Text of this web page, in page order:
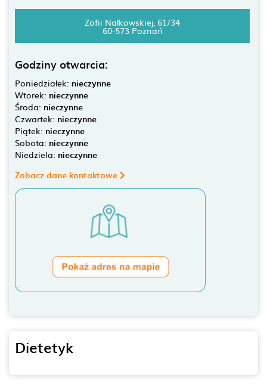
Zofii Nałkowskiej, 61/34
60-573 Poznań
Godziny otwarcia:
Poniedziałek: nieczynne
Wtorek: nieczynne
Środa: nieczynne
Czwartek: nieczynne
Piątek: nieczynne
Sobota: nieczynne
Niedziela: nieczynne
Zobacz dane kontaktowe
Dietetyk